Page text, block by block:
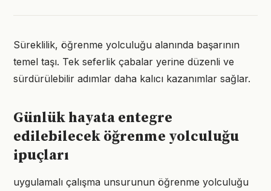
Süreklilik, öğrenme yolculuğu alanında başarının
temel taşı. Tek seferlik çabalar yerine düzenli ve
sürdürülebilir adımlar daha kalıcı kazanımlar sağlar.
Günlük hayata entegre
edilebilecek öğrenme yolculuğu
ipuçları
uygulamalı çalışma unsurunun öğrenme yolculuğu